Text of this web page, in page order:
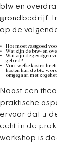
btw en
grondbedrijf.
op de
Hoe moet vastgoed
Wat zijn de btw- en
Wat zijn de gevolgen
gebied?
Voor welke kosten
kosten kan de btw
omgegaan met
Naast een
praktische
ervoor dat u
echt in de
workshop is